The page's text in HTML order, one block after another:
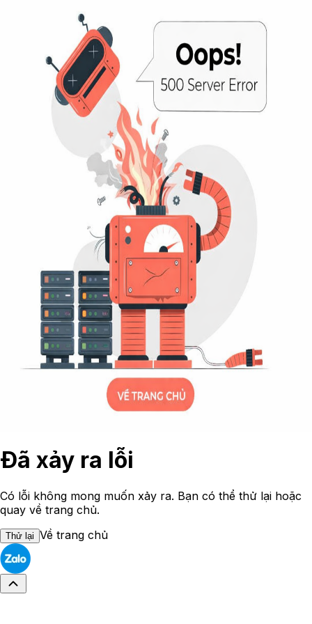
Đã xảy ra lỗi
Có lỗi không mong muốn xảy ra. Bạn có thể thử lại hoặc
quay về trang chủ.
Thử lại Về trang chủ